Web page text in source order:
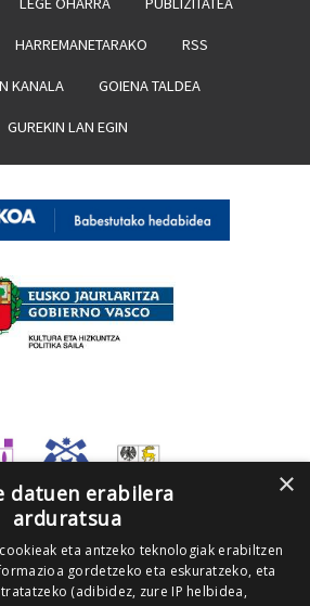
HARREMANETARAKO RSS
KANALA GOIENA TALDEA
GUREKIN LAN EGIN
×
datuen erabilera
arduratsua
eta antzeko teknologiak erabiltzen
gordetzeko eta eskuratzeko, eta
(adibidez, zure IP helbidea,